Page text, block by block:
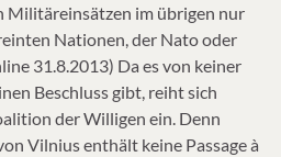
Militäreinsätzen im übrigen nur
Nationen, der Nato oder
31.8.2013) Da es von keiner
Beschluss gibt, reiht sich
der Willigen ein. Denn
Vilnius enthält keine Passage à